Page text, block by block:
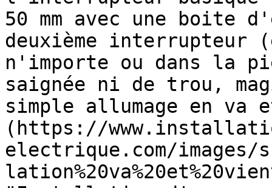
50 mm avec une boite
deuxième interrupteur
n'importe ou dans la
saignée ni de trou,
simple allumage en va
(https://
electrique.com/images/